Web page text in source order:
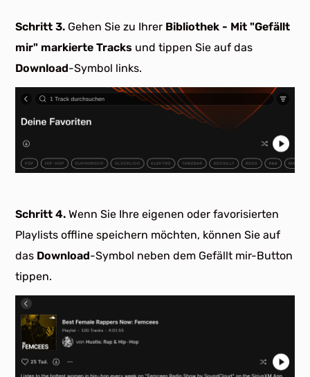
Schritt 3. Gehen Sie zu Ihrer Bibliothek - Mit "Gefällt
mir" markierte Tracks und tippen Sie auf das
Download-Symbol links.
Schritt 4. Wenn Sie Ihre eigenen oder favorisierten
Playlists offline speichern möchten, können Sie auf
das Download-Symbol neben dem Gefällt mir-Button
tippen.